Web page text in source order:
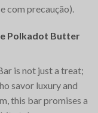
com precaução).
Polkadot Butter
is not just a treat;
savor luxury and
this bar promises a